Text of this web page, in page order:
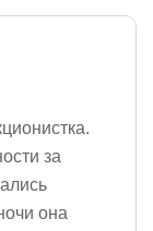
за
она